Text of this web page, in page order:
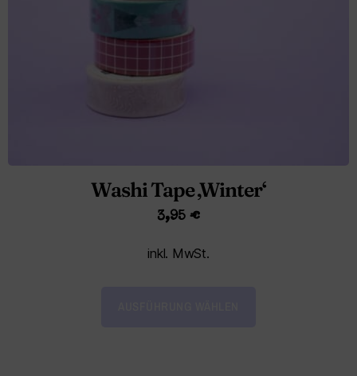
Washi Tape ‚Winter‘
3,95 €
inkl. MwSt.